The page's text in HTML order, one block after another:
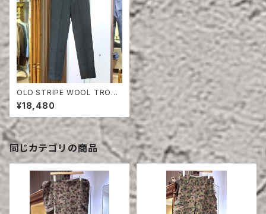
OLD STRIPE WOOL TROUS
ERS
¥18,480
同じカテゴリの商品